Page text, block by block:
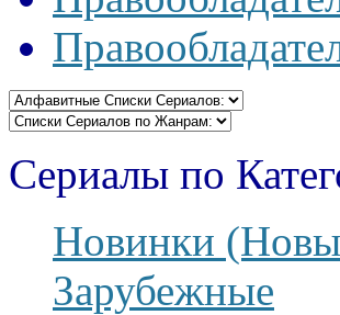
Сериалы по
Новинки
Зарубежные